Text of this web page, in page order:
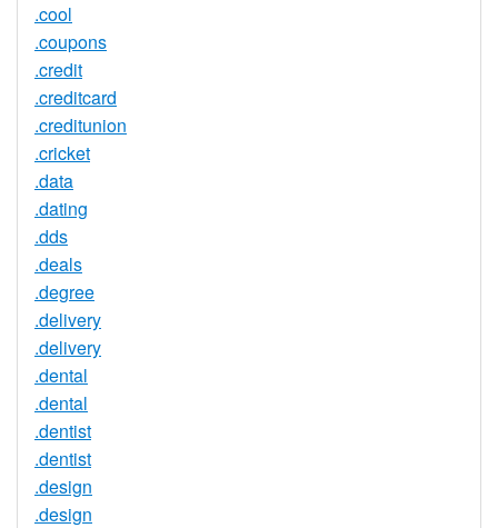
.cool
.coupons
.credit
.creditcard
.creditunion
.cricket
.data
.dating
.dds
.deals
.degree
.delivery
.delivery
.dental
.dental
.dentist
.dentist
.design
.design